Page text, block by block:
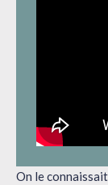
On le